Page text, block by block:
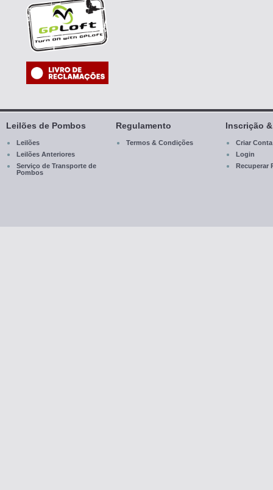
Leilões de Pombos
Leilões
Leilões Anteriores
Serviço de Transporte de
Pombos
Regulamento
Termos & Condições
Inscrição
Criar Conta
Login
Recuperar